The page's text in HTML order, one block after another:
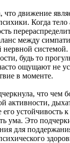
движение
Когда
между
нервной
будь то
ощущают не
в моменте.
что чем
активности,
устойчивость
ума. Это
для